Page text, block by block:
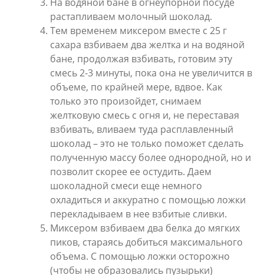
растапливаем молочный шоколад.
Тем временем миксером вместе с 25 г
сахара взбиваем два желтка и на водяной
бане, продолжая взбивать, готовим эту
смесь 2-3 минуты, пока она не увеличится в
объеме, по крайней мере, вдвое. Как
только это произойдет, снимаем
желтковую смесь с огня и, не переставая
взбивать, вливаем туда расплавленный
шоколад – это не только поможет сделать
полученную массу более однородной, но и
позволит скорее ее остудить. Даем
шоколадной смеси еще немного
охладиться и аккуратно с помощью ложки
перекладываем в нее взбитые сливки.
Миксером взбиваем два белка до мягких
пиков, стараясь добиться максимального
объема. С помощью ложки осторожно
(чтобы не образовались пузырьки)